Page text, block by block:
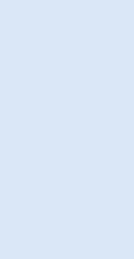
kunder!
kunder!